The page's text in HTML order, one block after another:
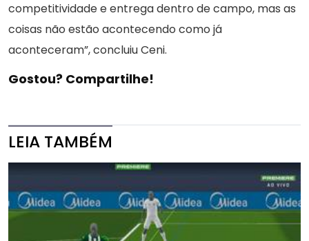
competitividade e entrega dentro de campo, mas as
coisas não estão acontecendo como já
aconteceram”, concluiu Ceni.
Gostou? Compartilhe!
LEIA TAMBÉM